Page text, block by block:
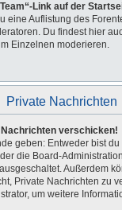
Link auf der
eine Auflistung des
Du findest hier
Einzelnen moderieren.
Private Nachrichten
verschicken!
geben: Entweder bist
die Board-
Außerdem
Private Nachrichten zu
um weitere